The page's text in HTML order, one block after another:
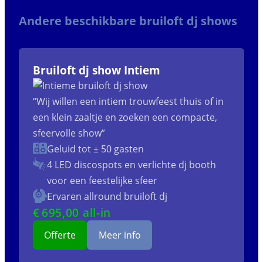
Andere beschikbare bruiloft dj shows
Bruiloft dj show Intiem
“Wij willen een intiem trouwfeest thuis of in
een klein zaaltje en zoeken een compacte,
sfeervolle show”
Geluid tot ± 50 gasten
4 LED discospots en verlichte dj booth
voor een feestelijke sfeer
Ervaren allround bruiloft dj
€ 695,00 all-in
Offerte Meer info